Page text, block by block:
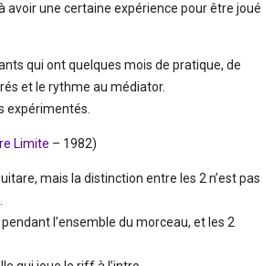
une certaine expérience pour être joué
qui ont quelques mois de pratique, de
et le rythme au médiator.
expérimentés.
Limite – 1982)
mais la distinction entre les 2 n’est pas
l’ensemble du morceau, et les 2